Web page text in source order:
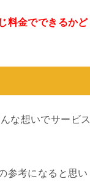
料金でできるかど
な想いでサービ
参考になると思い